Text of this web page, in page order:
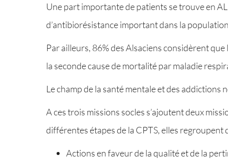
Une part importante de patients se trouve en
d’antibiorésistance important dans la
Par ailleurs, 86% des Alsaciens considèrent
la seconde cause de mortalité par maladie
Le champ de la santé mentale et des
A ces trois missions socles s’ajoutent deux
différentes étapes de la CPTS, elles regroupent
Actions en faveur de la qualité et de la